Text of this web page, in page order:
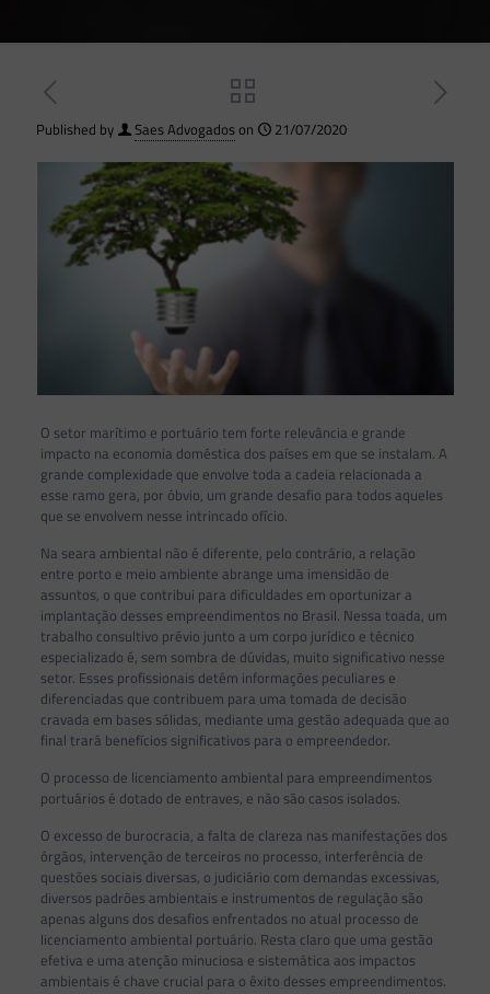
Published by Saes Advogadoson 21/07/2020
O setor marítimo e portuário tem forte relevância e grande
impacto na economia doméstica dos países em que se instalam. A
grande complexidade que envolve toda a cadeia relacionada a
esse ramo gera, por óbvio, um grande desafio para todos aqueles
que se envolvem nesse intrincado ofício.
Na seara ambiental não é diferente, pelo contrário, a relação
entre porto e meio ambiente abrange uma imensidão de
assuntos, o que contribui para dificuldades em oportunizar a
implantação desses empreendimentos no Brasil. Nessa toada, um
trabalho consultivo prévio junto a um corpo jurídico e técnico
especializado é, sem sombra de dúvidas, muito significativo nesse
setor. Esses profissionais detêm informações peculiares e
diferenciadas que contribuem para uma tomada de decisão
cravada em bases sólidas, mediante uma gestão adequada que ao
final trará benefícios significativos para o empreendedor.
O processo de licenciamento ambiental para empreendimentos
portuários é dotado de entraves, e não são casos isolados.
O excesso de burocracia, a falta de clareza nas manifestações dos
órgãos, intervenção de terceiros no processo, interferência de
questões sociais diversas, o judiciário com demandas excessivas,
diversos padrões ambientais e instrumentos de regulação são
apenas alguns dos desafios enfrentados no atual processo de
licenciamento ambiental portuário. Resta claro que uma gestão
efetiva e uma atenção minuciosa e sistemática aos impactos
ambientais é chave crucial para o êxito desses empreendimentos.